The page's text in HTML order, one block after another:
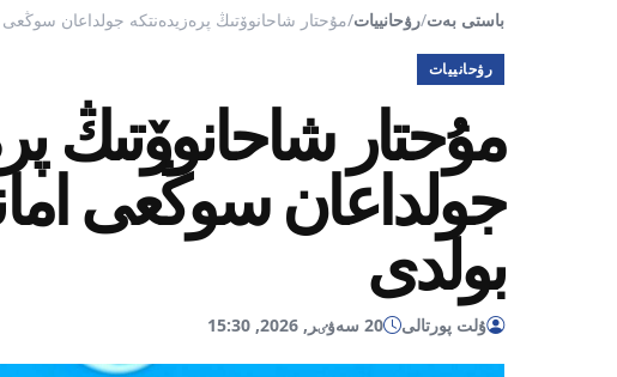
باستى بەت/رۋحانييات/مۇحتار شاحانوۆتىڭ پرەزيدەنتكە جولداعان سوڭعى
رۋحانييات
مۇحتار شاحانوۆتىڭ
جولداعان سوڭعى
بولدى
ۇلت پورتالى 20 سەۋٸر, 2026, 15:30